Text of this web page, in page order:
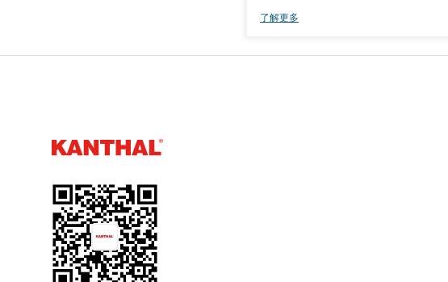
了解更多
Kanthal®